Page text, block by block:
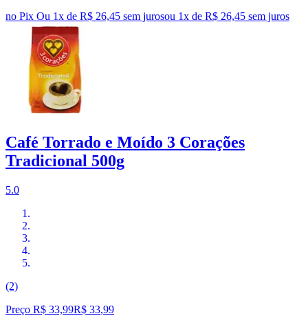
no Pix Ou 1x de R$ 26,45 sem jurosou 1x de R$ 26,45 sem juros
Café Torrado e Moído 3 Corações
Tradicional 500g
5.0
(2)
Preço R$ 33,99R$ 33,99